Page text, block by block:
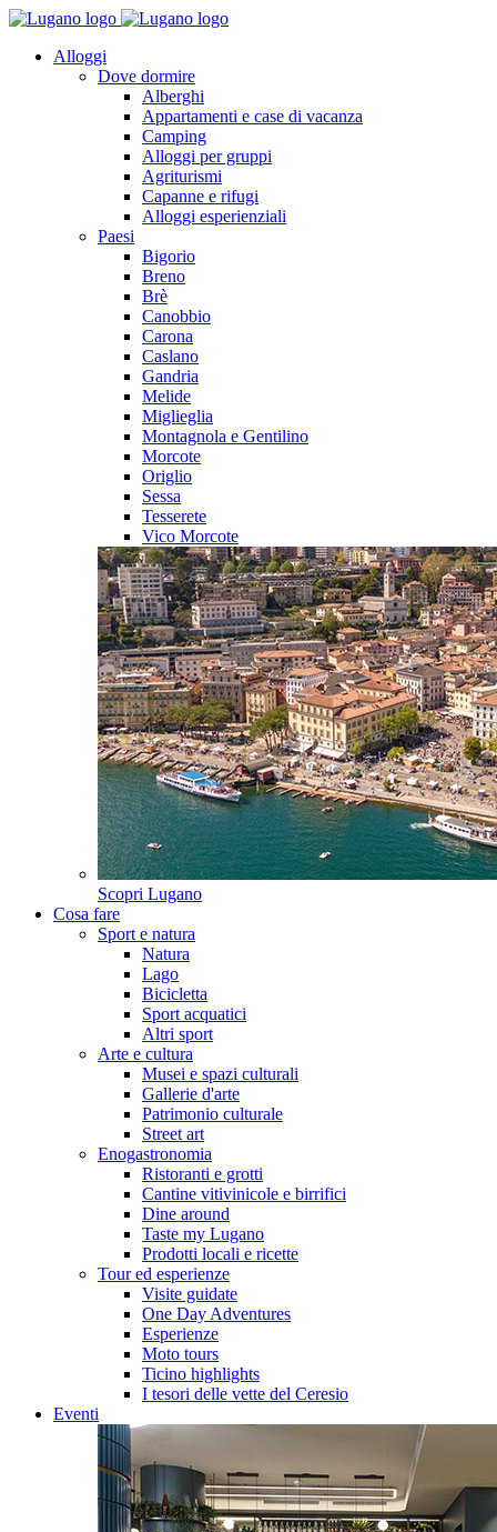
Alloggi
Dove dormire
Alberghi
Appartamenti e case di vacanza
Camping
Alloggi per gruppi
Agriturismi
Capanne e rifugi
Alloggi esperienziali
Paesi
Bigorio
Breno
Brè
Canobbio
Carona
Caslano
Gandria
Melide
Miglieglia
Montagnola e Gentilino
Morcote
Origlio
Sessa
Tesserete
Vico Morcote
Scopri Lugano
Cosa fare
Sport e natura
Natura
Lago
Bicicletta
Sport acquatici
Altri sport
Arte e cultura
Musei e spazi culturali
Gallerie d'arte
Patrimonio culturale
Street art
Enogastronomia
Ristoranti e grotti
Cantine vitivinicole e birrifici
Dine around
Taste my Lugano
Prodotti locali e ricette
Tour ed esperienze
Visite guidate
One Day Adventures
Esperienze
Moto tours
Ticino highlights
I tesori delle vette del Ceresio
Eventi